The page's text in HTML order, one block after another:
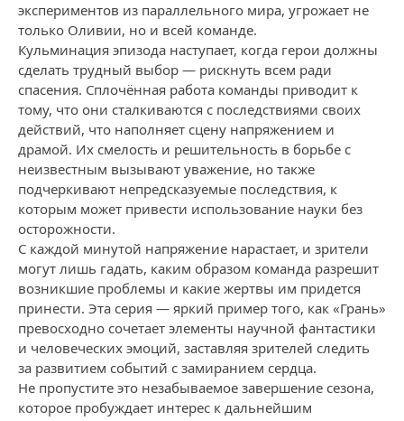
экспериментов из параллельного мира, угрожает не
только Оливии, но и всей команде.
Кульминация эпизода наступает, когда герои должны
сделать трудный выбор — рискнуть всем ради
спасения. Сплочённая работа команды приводит к
тому, что они сталкиваются с последствиями своих
действий, что наполняет сцену напряжением и
драмой. Их смелость и решительность в борьбе с
неизвестным вызывают уважение, но также
подчеркивают непредсказуемые последствия, к
которым может привести использование науки без
осторожности.
С каждой минутой напряжение нарастает, и зрители
могут лишь гадать, каким образом команда разрешит
возникшие проблемы и какие жертвы им придется
принести. Эта серия — яркий пример того, как «Грань»
превосходно сочетает элементы научной фантастики
и человеческих эмоций, заставляя зрителей следить
за развитием событий с замиранием сердца.
Не пропустите это незабываемое завершение сезона,
которое пробуждает интерес к дальнейшим